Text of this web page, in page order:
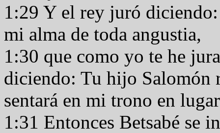
1:29 Y el rey juró
mi alma de toda angustia,
1:30 que como yo te he
diciendo: Tu hijo Salomón
sentará en mi trono en
1:31 Entonces Betsabé se